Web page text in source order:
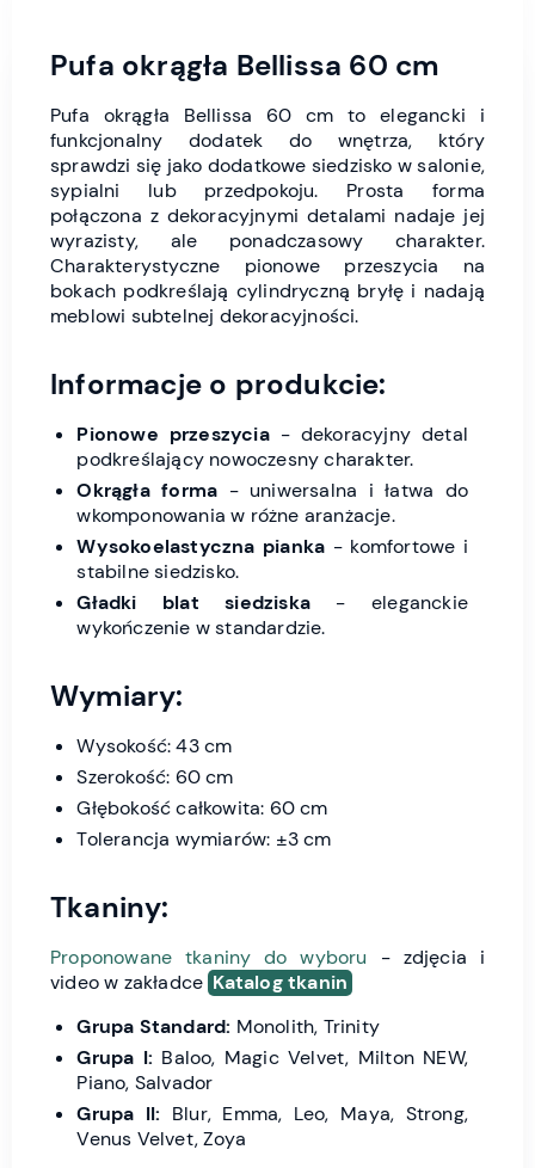
Pufa okrągła Bellissa 60 cm
Pufa okrągła Bellissa 60 cm to elegancki i
funkcjonalny dodatek do wnętrza, który
sprawdzi się jako dodatkowe siedzisko w salonie,
sypialni lub przedpokoju. Prosta forma
połączona z dekoracyjnymi detalami nadaje jej
wyrazisty, ale ponadczasowy charakter.
Charakterystyczne pionowe przeszycia na
bokach podkreślają cylindryczną bryłę i nadają
meblowi subtelnej dekoracyjności.
Informacje o produkcie:
Pionowe przeszycia- dekoracyjny detal
podkreślający nowoczesny charakter.
Okrągła forma - uniwersalna i łatwa do
wkomponowania w różne aranżacje.
Wysokoelastyczna pianka - komfortowe i
stabilne siedzisko.
Gładki blat siedziska- eleganckie
wykończenie w standardzie.
Wymiary:
Wysokość: 43 cm
Szerokość: 60 cm
Głębokość całkowita: 60 cm
Tolerancja wymiarów: ±3 cm
Tkaniny:
Proponowane tkaniny do wyboru - zdjęcia i
video w zakładce Katalog tkanin
Grupa Standard: Monolith, Trinity
Grupa I: Baloo, Magic Velvet, Milton NEW,
Piano, Salvador
Grupa II: Blur, Emma, Leo, Maya, Strong,
Venus Velvet, Zoya